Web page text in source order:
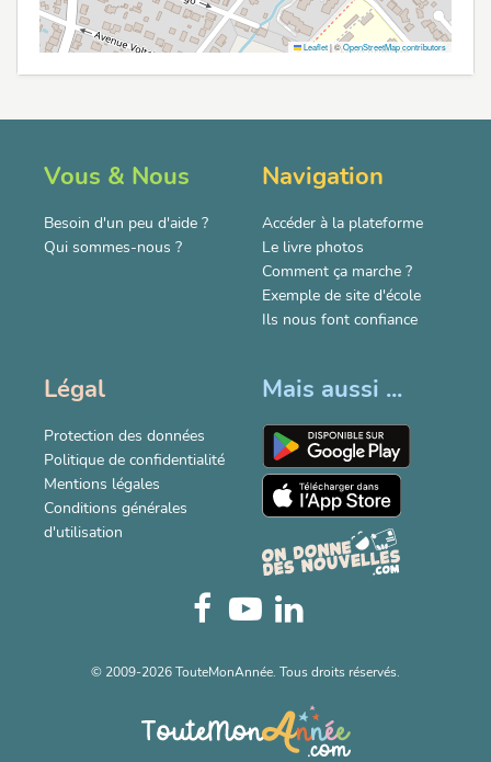
Leaflet|©OpenStreetMap contributors
Vous & Nous
Besoin d'un peu d'aide ?
Qui sommes-nous ?
Navigation
Accéder à la plateforme
Le livre photos
Comment ça marche ?
Exemple de site d'école
Ils nous font confiance
Légal
Protection des données
Politique de confidentialité
Mentions légales
Conditions générales
d'utilisation
Mais aussi ...
© 2009-2026 TouteMonAnnée. Tous droits réservés.